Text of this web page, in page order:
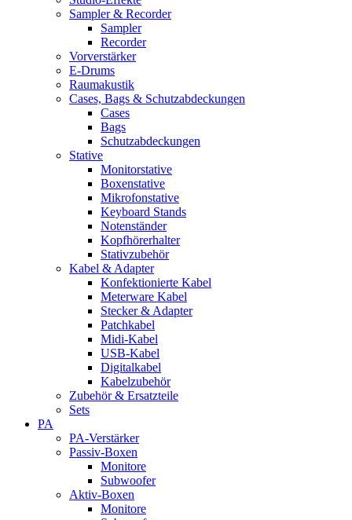
Sampler & Recorder
Sampler
Recorder
Vorverstärker
E-Drums
Raumakustik
Cases, Bags & Schutzabdeckungen
Cases
Bags
Schutzabdeckungen
Stative
Monitorstative
Boxenstative
Mikrofonstative
Keyboard Stands
Notenständer
Kopfhörerhalter
Stativzubehör
Kabel & Adapter
Konfektionierte Kabel
Meterware Kabel
Stecker & Adapter
Patchkabel
Midi-Kabel
USB-Kabel
Digitalkabel
Kabelzubehör
Zubehör & Ersatzteile
Sets
PA
PA-Verstärker
Passiv-Boxen
Monitore
Subwoofer
Aktiv-Boxen
Monitore